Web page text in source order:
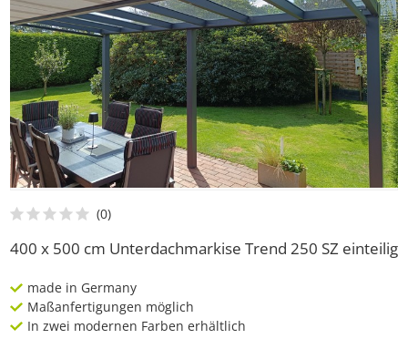
400 x 500 cm Unterdachmarkise Trend 250 SZ einteilig
made in Germany
Maßanfertigungen möglich
In zwei modernen Farben erhältlich